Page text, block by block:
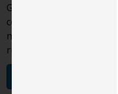
GENTILI CITTADINI, nel
collaborazione
norme per il
rifiuti urbani:
GUIDA ABC